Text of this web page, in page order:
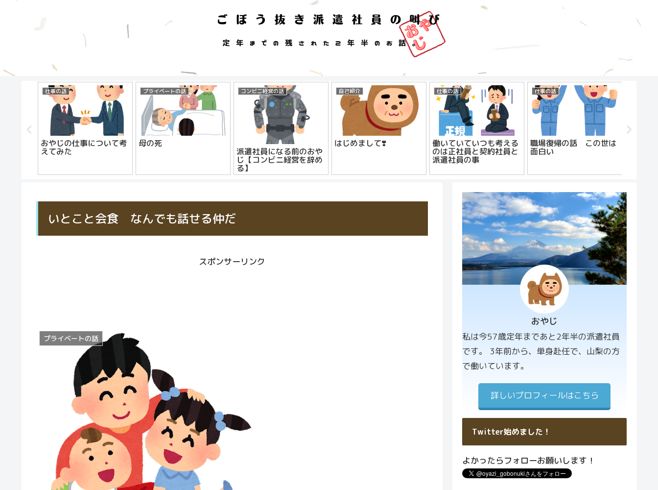
仕事の話
おやじの仕事について考
えてみた
プライベートの話
母の死
コンビニ経営の話
派遣社員になる前のおや
じ【コンビニ経営を辞め
る】
自己紹介
はじめまして❣️
仕事の話
働いていていつも考える
のは正社員と契約社員と
派遣社員の事
仕事の話
職場復帰の話 この世は
面白い
いとこと会食 なんでも話せる仲だ
スポンサーリンク
プライベートの話
プロフィー
ル画像
おやじ
私は今57歳定年まであと2年半の派遣社員
です。 3年前から、単身赴任で、山梨の方
で働いています。
詳しいプロフィールはこちら
Twitter始めました！
よかったらフォローお願いします！